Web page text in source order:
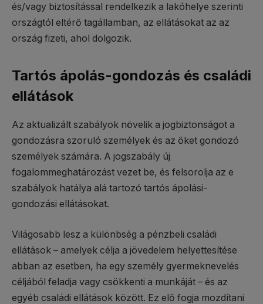
és/vagy biztosítással rendelkezik a lakóhelye szerinti
országtól eltérő tagállamban, az ellátásokat az az
ország fizeti, ahol dolgozik.
Tartós ápolás-gondozás és családi
ellátások
Az aktualizált szabályok növelik a jogbiztonságot a
gondozásra szoruló személyek és az őket gondozó
személyek számára. A jogszabály új
fogalommeghatározást vezet be, és felsorolja az e
szabályok hatálya alá tartozó tartós ápolási-
gondozási ellátásokat.
Világosabb lesz a különbség a pénzbeli családi
ellátások – amelyek célja a jövedelem helyettesítése
abban az esetben, ha egy személy gyermeknevelés
céljából feladja vagy csökkenti a munkáját – és az
egyéb családi ellátások között. Ez elő fogja mozdítani